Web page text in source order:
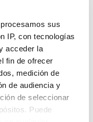
procesamos sus
IP, con tecnologías
acceder la
fin de ofrecer
medición de
de audiencia y
de seleccionar
Puede
como
aquí.
estás